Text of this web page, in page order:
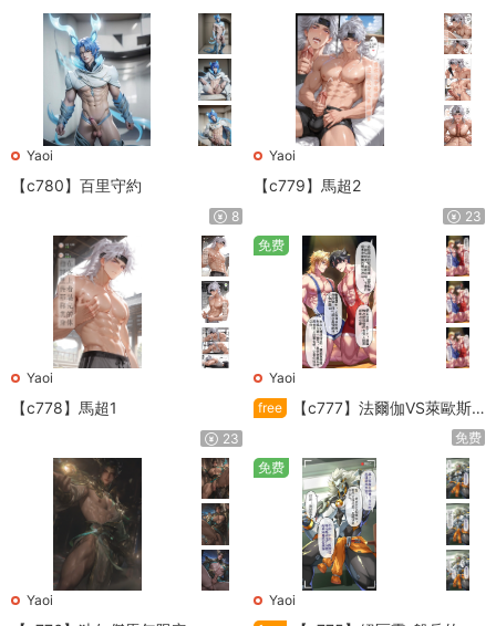
Yaoi
【c780】百里守約
8
Yaoi
【c779】馬超2
23
Yaoi
【c778】馬超1
23
Yaoi
free
【c777】法爾伽VS萊歐斯
免费
免费
Yaoi
Yaoi
免费